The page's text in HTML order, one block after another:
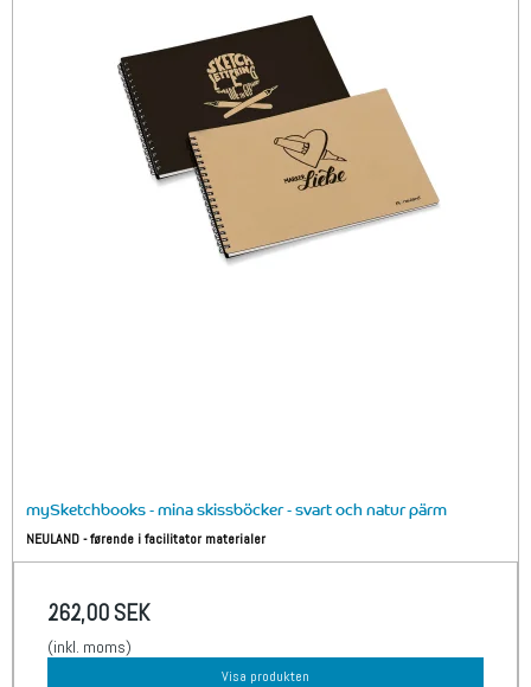
mySketchbooks - mina skissböcker - svart och natur pärm
NEULAND - førende i facilitator materialer
262,00 SEK
(inkl. moms)
Visa produkten